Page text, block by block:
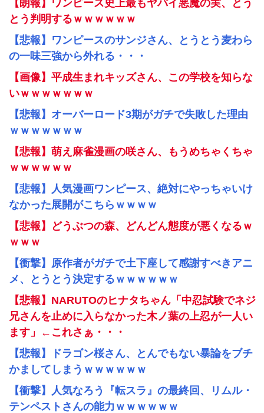
【朗報】ワンピース史上最もヤバイ悪魔の実、とう
とう判明するｗｗｗｗｗｗ
【悲報】ワンピースのサンジさん、とうとう麦わら
の一味三強から外れる・・・
【画像】平成生まれキッズさん、この学校を知らな
いｗｗｗｗｗｗｗ
【悲報】オーバーロード3期がガチで失敗した理由
ｗｗｗｗｗｗｗ
【悲報】萌え麻雀漫画の咲さん、もうめちゃくちゃ
ｗｗｗｗｗｗ
【悲報】人気漫画ワンピース、絶対にやっちゃいけ
なかった展開がこちらｗｗｗｗ
【悲報】どうぶつの森、どんどん態度が悪くなるｗ
ｗｗｗ
【衝撃】原作者がガチで土下座して感謝すべきアニ
メ、とうとう決定するｗｗｗｗｗｗ
【悲報】NARUTOのヒナタちゃん「中忍試験でネジ
兄さんを止めに入らなかった木ノ葉の上忍が一人い
ます」←これさぁ・・・
【悲報】ドラゴン桜さん、とんでもない暴論をブチ
かましてしまうｗｗｗｗｗｗ
【衝撃】人気なろう『転スラ』の最終回、リムル・
テンペストさんの能力ｗｗｗｗｗｗ